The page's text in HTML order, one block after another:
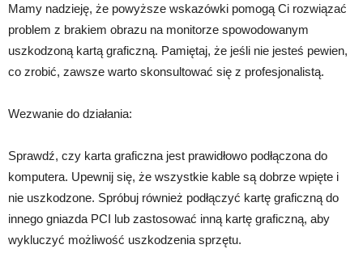
Mamy nadzieję, że powyższe wskazówki pomogą Ci rozwiązać
problem z brakiem obrazu na monitorze spowodowanym
uszkodzoną kartą graficzną. Pamiętaj, że jeśli nie jesteś pewien,
co zrobić, zawsze warto skonsultować się z profesjonalistą.
Wezwanie do działania:
Sprawdź, czy karta graficzna jest prawidłowo podłączona do
komputera. Upewnij się, że wszystkie kable są dobrze wpięte i
nie uszkodzone. Spróbuj również podłączyć kartę graficzną do
innego gniazda PCI lub zastosować inną kartę graficzną, aby
wykluczyć możliwość uszkodzenia sprzętu.